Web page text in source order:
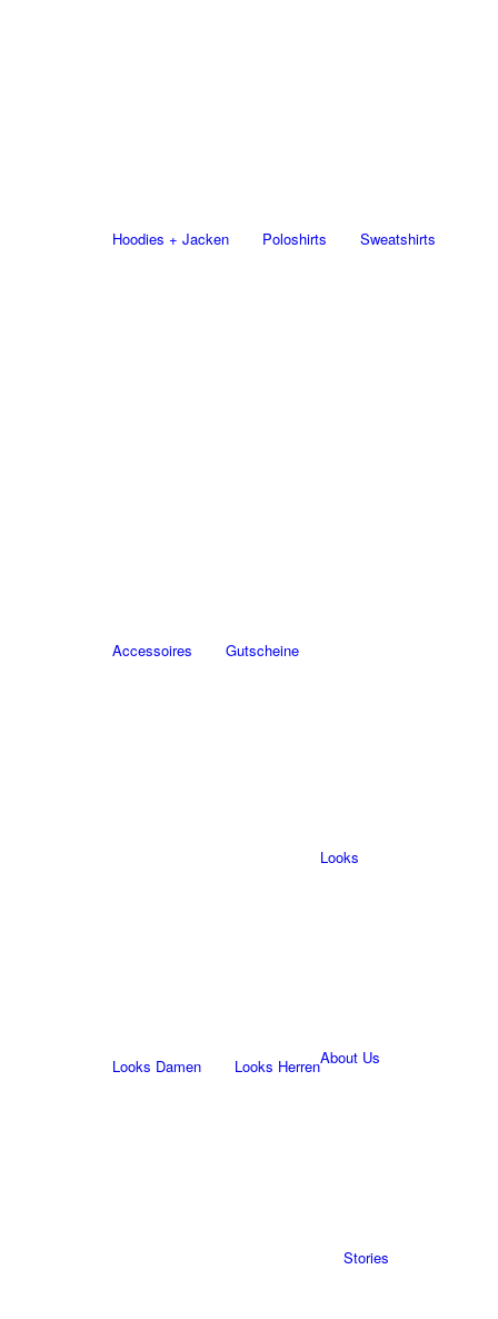
Hoodies + Jacken Poloshirts Sweatshirts
Accessoires Gutscheine
Looks
Looks Damen Looks HerrenAbout Us
Stories